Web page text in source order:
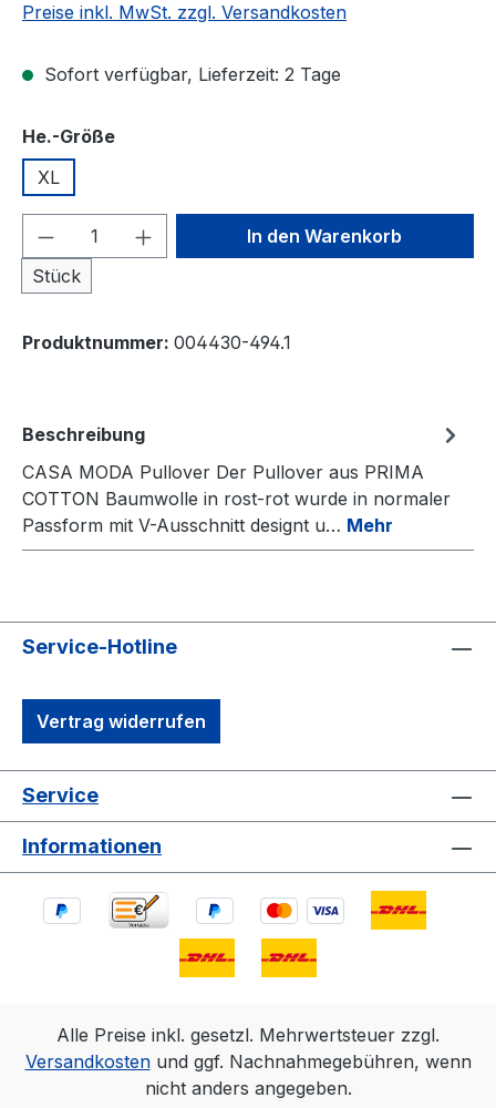
Preise inkl. MwSt. zzgl. Versandkosten
Sofort verfügbar, Lieferzeit: 2 Tage
He.-Größeauswählen
XL
Produkt Anzahl: Gib den
Stück
In den Warenkorb
Produktnummer: 004430-494.1
Beschreibung
CASA MODA Pullover Der Pullover aus PRIMA
COTTON Baumwolle in rost-rot wurde in normaler
Passform mit V-Ausschnitt designt u… Mehr
Service-Hotline
Vertrag widerrufen
Service
Informationen
Alle Preise inkl. gesetzl. Mehrwertsteuer zzgl.
Versandkostenund ggf. Nachnahmegebühren, wenn
nicht anders angegeben.